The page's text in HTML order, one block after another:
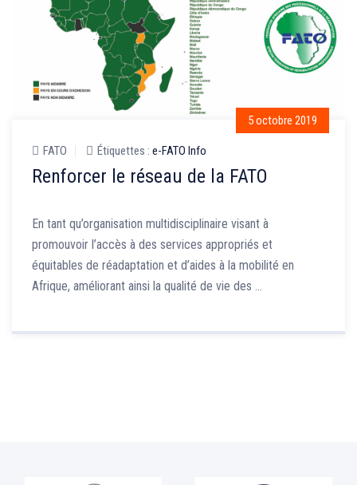
5 octobre 2019
FATO Étiquettes : e-FATO Info
Renforcer le réseau de la FATO
En tant qu’organisation multidisciplinaire visant à
promouvoir l’accès à des services appropriés et
équitables de réadaptation et d’aides à la mobilité en
Afrique, améliorant ainsi la qualité de vie des …